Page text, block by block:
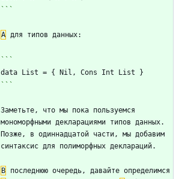
```
А
```
Заметьте, что мы пока пользуемся
мономорфными декларациями типов данных.
Позже, в одиннадцатой части, мы добавим
В